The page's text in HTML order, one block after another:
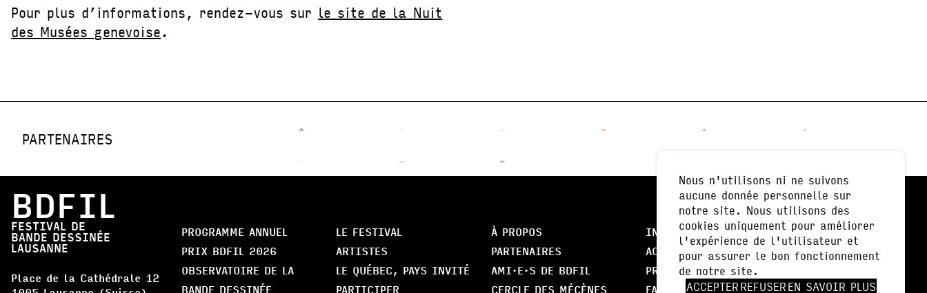
Pour plus d’informations, rendez-vous sur le site de la Nuit
des Musées genevoise.
PARTENAIRES
BDFIL
FESTIVAL DE
BANDE DESSINÉE
LAUSANNE
Place de la Cathédrale 12
PROGRAMME ANNUEL
PRIX BDFIL 2026
OBSERVATOIRE DE LA
BANDE DESSINÉE
LE FESTIVAL
ARTISTES
LE QUÉBEC, PAYS INVITÉ
PARTICIPER
À PROPOS
PARTENAIRES
AMI·E·S DE BDFIL
CERCLE DES MÉCÈNES
INFOS PRATIQUES
ACTUALITÉS
PRESSE
FALC
NEWSLETTER
Nous n'utilisons ni ne suivons
aucune donnée personnelle sur
notre site. Nous utilisons des
cookies uniquement pour améliorer
l'expérience de l'utilisateur et
pour assurer le bon fonctionnement
de notre site.
ACCEPTERREFUSEREN SAVOIR PLUS